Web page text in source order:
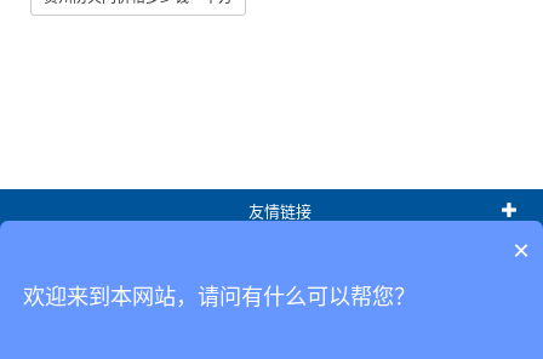
友情链接
×
欢迎来到本网站，请问有什么可以帮您？